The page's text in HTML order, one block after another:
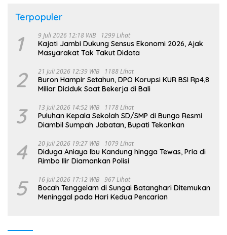
Terpopuler
1 9 Juli 2026 12:18 WIB 1299 Lihat
Kajati Jambi Dukung Sensus Ekonomi 2026, Ajak
Masyarakat Tak Takut Didata
2 21 Juli 2026 12:39 WIB 1188 Lihat
Buron Hampir Setahun, DPO Korupsi KUR BSI Rp4,8
Miliar Diciduk Saat Bekerja di Bali
3 13 Juli 2026 14:52 WIB 1178 Lihat
Puluhan Kepala Sekolah SD/SMP di Bungo Resmi
Diambil Sumpah Jabatan, Bupati Tekankan
4 20 Juli 2026 19:27 WIB 1079 Lihat
Diduga Aniaya Ibu Kandung hingga Tewas, Pria di
Rimbo Ilir Diamankan Polisi
5 16 Juli 2026 17:12 WIB 967 Lihat
Bocah Tenggelam di Sungai Batanghari Ditemukan
Meninggal pada Hari Kedua Pencarian